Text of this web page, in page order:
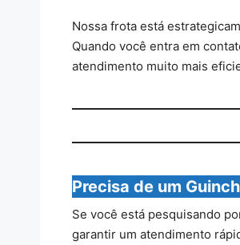
Nossa frota está
Quando você entra em
atendimento muito mais
Precisa de um
Se você está pesquisando
garantir um atendimento